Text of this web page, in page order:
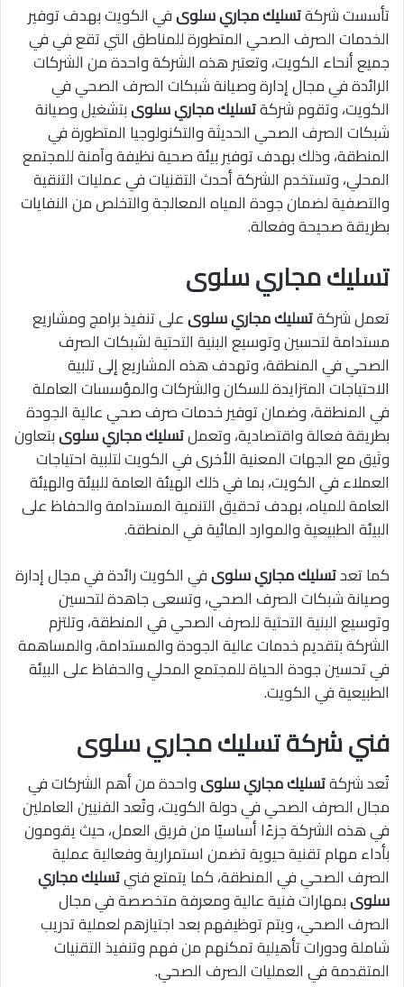
تأسست شركةتسليك مجاري سلوىفي الكويت بهدف توفير
الخدمات الصرف الصحي المتطورة للمناطق التي تقع في في
جميع أنحاء الكويت، وتعتبر هذه الشركة واحدة من الشركات
الرائدة في مجال إدارة وصيانة شبكات الصرف الصحي في
الكويت، وتقوم شركةتسليك مجاري سلوىبتشغيل وصيانة
شبكات الصرف الصحي الحديثة والتكنولوجيا المتطورة في
المنطقة، وذلك بهدف توفير بيئة صحية نظيفة وآمنة للمجتمع
المحلي، وتستخدم الشركة أحدث التقنيات في عمليات التنقية
والتصفية لضمان جودة المياه المعالجة والتخلص من النفايات
بطريقة صحيحة وفعالة.
تسليك مجاري سلوى
تعمل شركةتسليك مجاري سلوىعلى تنفيذ برامج ومشاريع
مستدامة لتحسين وتوسيع البنية التحتية لشبكات الصرف
الصحي في المنطقة، وتهدف هذه المشاريع إلى تلبية
الاحتياجات المتزايدة للسكان والشركات والمؤسسات العاملة
في المنطقة، وضمان توفير خدمات صرف صحي عالية الجودة
بطريقة فعالة واقتصادية، وتعملتسليك مجاري سلوىبتعاون
وثيق مع الجهات المعنية الأخرى في الكويت لتلبية احتياجات
العملاء في الكويت، بما في ذلك الهيئة العامة للبيئة والهيئة
العامة للمياه، بهدف تحقيق التنمية المستدامة والحفاظ على
البيئة الطبيعية والموارد المائية في المنطقة.
كما تعدتسليك مجاري سلوىفي الكويت رائدة في مجال إدارة
وصيانة شبكات الصرف الصحي، وتسعى جاهدة لتحسين
وتوسيع البنية التحتية للصرف الصحي في المنطقة، وتلتزم
الشركة بتقديم خدمات عالية الجودة والمستدامة، والمساهمة
في تحسين جودة الحياة للمجتمع المحلي والحفاظ على البيئة
الطبيعية في الكويت.
فني شركة تسليك مجاري سلوى
تُعد شركةتسليك مجاري سلوىواحدة من أهم الشركات في
مجال الصرف الصحي في دولة الكويت، وتُعد الفنيين العاملين
في هذه الشركة جزءًا أساسيًا من فريق العمل، حيث يقومون
بأداء مهام تقنية حيوية تضمن استمرارية وفعالية عملية
الصرف الصحي في المنطقة، كما يتمتع فنيتسليك مجاري
سلوىبمهارات فنية عالية ومعرفة متخصصة في مجال
الصرف الصحي، ويتم توظيفهم بعد اجتيازهم لعملية تدريب
شاملة ودورات تأهيلية تمكنهم من فهم وتنفيذ التقنيات
المتقدمة في العمليات الصرف الصحي.